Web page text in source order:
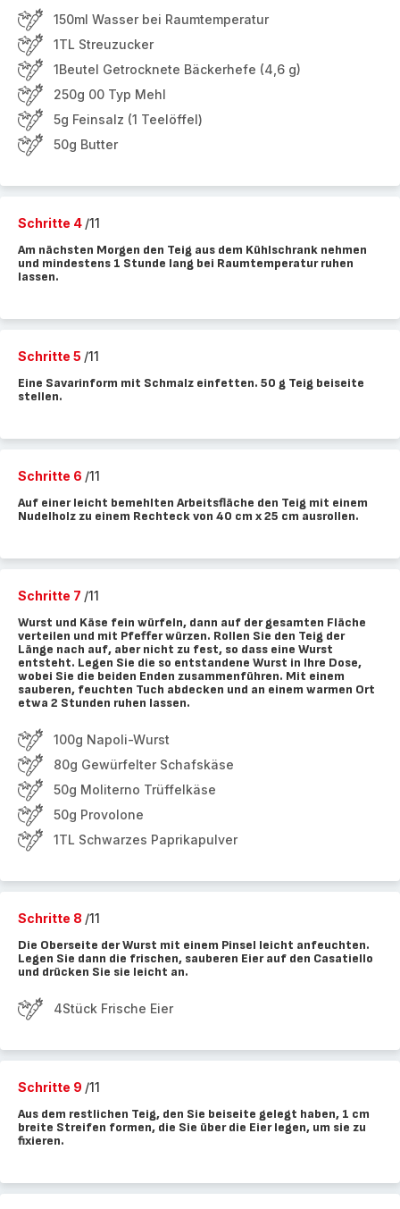
150ml Wasser bei Raumtemperatur
1TL Streuzucker
1Beutel Getrocknete Bäckerhefe (4,6 g)
250g 00 Typ Mehl
5g Feinsalz (1 Teelöffel)
50g Butter
Schritte 4 /11
Am nächsten Morgen den Teig aus dem Kühlschrank nehmen
und mindestens 1 Stunde lang bei Raumtemperatur ruhen
lassen.
Schritte 5 /11
Eine Savarinform mit Schmalz einfetten. 50 g Teig beiseite
stellen.
Schritte 6 /11
Auf einer leicht bemehlten Arbeitsfläche den Teig mit einem
Nudelholz zu einem Rechteck von 40 cm x 25 cm ausrollen.
Schritte 7 /11
Wurst und Käse fein würfeln, dann auf der gesamten Fläche
verteilen und mit Pfeffer würzen. Rollen Sie den Teig der
Länge nach auf, aber nicht zu fest, so dass eine Wurst
entsteht. Legen Sie die so entstandene Wurst in Ihre Dose,
wobei Sie die beiden Enden zusammenführen. Mit einem
sauberen, feuchten Tuch abdecken und an einem warmen Ort
etwa 2 Stunden ruhen lassen.
100g Napoli-Wurst
80g Gewürfelter Schafskäse
50g Moliterno Trüffelkäse
50g Provolone
1TL Schwarzes Paprikapulver
Schritte 8 /11
Die Oberseite der Wurst mit einem Pinsel leicht anfeuchten.
Legen Sie dann die frischen, sauberen Eier auf den Casatiello
und drücken Sie sie leicht an.
4Stück Frische Eier
Schritte 9 /11
Aus dem restlichen Teig, den Sie beiseite gelegt haben, 1 cm
breite Streifen formen, die Sie über die Eier legen, um sie zu
fixieren.